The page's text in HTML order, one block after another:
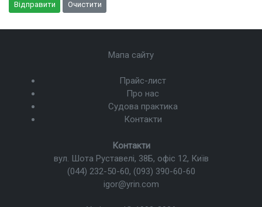
Відправити Очистити
Контакти
вул. Шота Руставелі, 38Б, офіс 12, Київ
(044) 232-50-60, (093) 390-60-60
igor@yrin.com
Прайс-лист
Про нас
Судова практика
Контакти
Мапа сайту